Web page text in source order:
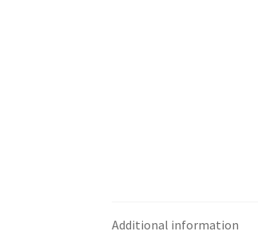
Additional information